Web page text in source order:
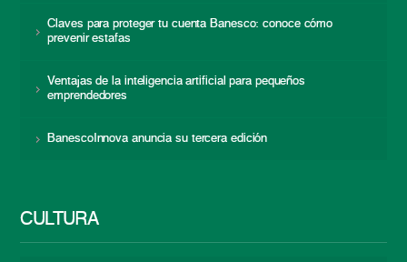
Claves para proteger tu cuenta Banesco: conoce cómo
prevenir estafas
Ventajas de la inteligencia artificial para pequeños
emprendedores
BanescoInnova anuncia su tercera edición
CULTURA